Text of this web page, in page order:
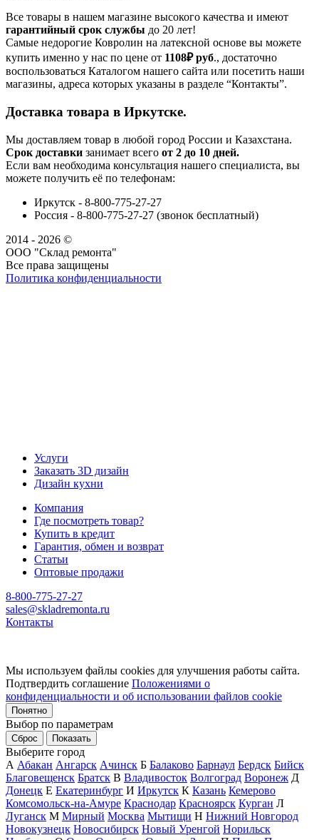
Все товары в нашем магазине высокого качества и имеют
гарантийный срок службы до 20 лет!
Самые недорогие Ковролин на латексной основе вы можете
купить именно у нас по цене от 1108₽ руб., достаточно
воспользоваться Каталогом нашего сайта или посетить наши
магазины, адреса которых указаны в разделе “Контакты”.
Доставка товара в Иркутске.
Мы доставляем товар в любой город России и Казахстана.
Срок доставки занимает всего от 2 до 10 дней.
Если вам необходима консультация нашего специалиста, вы
можете получить её по телефонам:
Иркутск - 8-800-775-27-27
Россия - 8-800-775-27-27 (звонок бесплатный)
2014 - 2026 ©
ООО "Склад ремонта"
Все права защищены
Политика конфиденциальности
Услуги
Заказать 3D дизайн
Дизайн кухни
Компания
Где посмотреть товар?
Купить в кредит
Гарантия, обмен и возврат
Статьи
Оптовые продажи
8-800-775-27-27
sales@skladremonta.ru
Контакты
Мы используем файлы cookies для улучшения работы сайта.
Подтвердить соглашение Положениями о
конфиденциальности и об использовании файлов cookie
Понятно
Выбор по параметрам
Сброс Показать
Выберите город
А Абакан Ангарск Ачинск Б Балаково Барнаул Бердск Бийск
Благовещенск Братск В Владивосток Волгоград Воронеж Д
Донецк Е Екатеринбург И Иркутск К Казань Кемерово
Комсомольск-на-Амуре Краснодар Красноярск Курган Л
Луганск М Мирный Москва Мытищи Н Нижний Новгород
Новокузнецк Новосибирск Новый Уренгой Норильск